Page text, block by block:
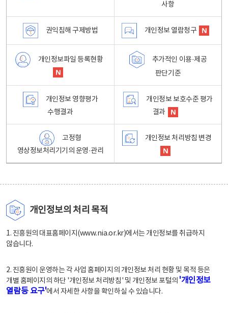
사항
권익침해 구제방법 개인정보 열람청구
개인정보파일 등록현황
추가적인 이용·제공
판단기준
개인정보 영향평가
수행결과
개인정보 보호수준 평가
결과
고정형
영상정보처리기기의 운영·관리
개인정보 처리방침 변경
개인정보의 처리 목적
1. 진흥원의 대표홈페이지(www.nia.or.kr)에서는 개인정보를 취급하지
않습니다.
2. 진흥원이 운영하는 각 사업 홈페이지의 개인정보 처리 현황 및 목적 등은
개별 홈페이지의 하단 '개인정보 처리방침' 및 개인정보 포털의 '개인정보
열람등 요구'에서 자세한 사항을 확인하실 수 있습니다.